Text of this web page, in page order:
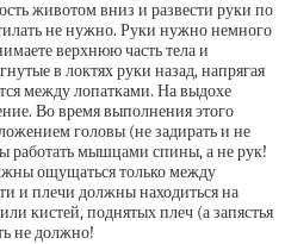
животом вниз и развести руки по
не нужно. Руки нужно немного
верхнюю часть тела и
в локтях руки назад, напрягая
между лопатками. На выдохе
Во время выполнения этого
головы (не задирать и не
работать мышцами спины, а не рук!
ощущаться только между
и плечи должны находиться на
кистей, поднятых плеч (а запястья
не должно!